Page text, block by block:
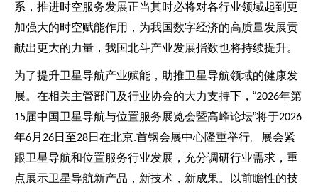
系，推进时空服务发展正当其时必将对各行业领域起到更
加强大的时空赋能作用，为我国数字经济的高质量发展贡
献出更大的力量，我国北斗产业发展指数也将持续提升。
为了提升卫星导航产业赋能，助推卫星导航领域的健康发
展。在相关主管部门及行业协会的大力支持下，“2026年第
15届中国卫星导航与位置服务展览会暨高峰论坛”将于2026
年6月 26日至28日在北京.首钢会展中心隆重举行。展会紧
跟卫星导航和位置服务行业发展，充分调研行业需求，重
点展示卫星导航新产品，新技术，新成果。以前瞻性的技